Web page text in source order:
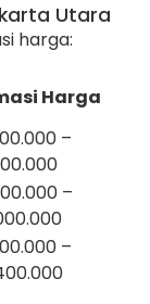
Utara
harga:
Harga
–
–
–